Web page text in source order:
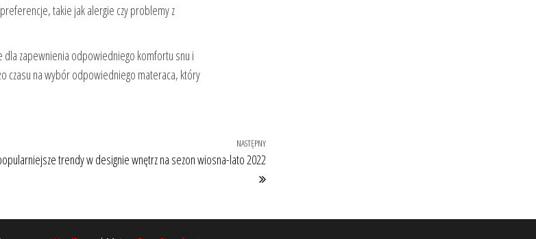
takie jak alergie czy problemy z
zapewnienia odpowiedniego komfortu snu i
czasu na wybór odpowiedniego materaca, który
Następny
wpis
NASTĘPNY
trendy w designie wnętrz na sezon wiosna-lato 2022